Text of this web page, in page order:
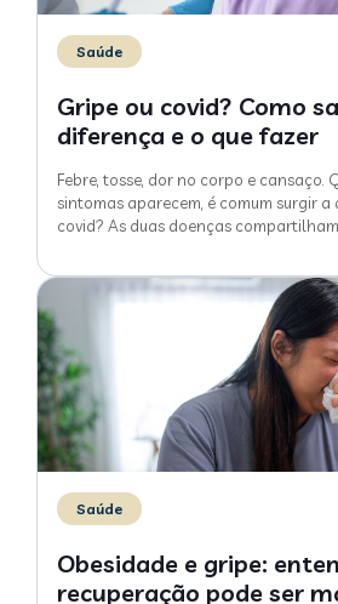
Saúde
Gripe ou covid? Como
diferença e o que fazer
Febre, tosse, dor no corpo e cansaço.
sintomas aparecem, é comum surgir a
covid? As duas doenças
Saúde
Obesidade e gripe:
recuperação pode ser